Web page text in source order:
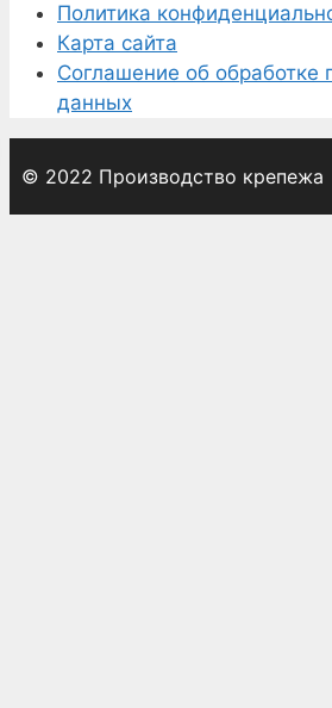
Политика
Карта сайта
Соглашение об обработке
данных
© 2022 Производство крепежа